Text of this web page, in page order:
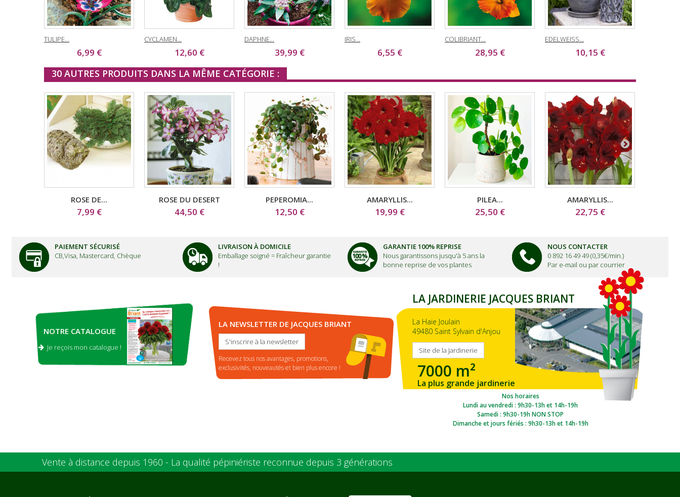
TULIPE...
6,99 €
CYCLAMEN...
12,60 €
DAPHNE...
39,99 €
IRIS...
6,55 €
COLIBRIANT...
28,95 €
EDELWEISS...
10,15 €
30 AUTRES PRODUITS DANS LA MÊME CATÉGORIE :
ROSE DE...
7,99 €
ROSE DU DESERT
44,50 €
PEPEROMIA...
12,50 €
AMARYLLIS...
19,99 €
PILEA...
25,50 €
AMARYLLIS...
22,75 €
PAIEMENT SÉCURISÉ
CB,Visa, Mastercard, Chèque
LIVRAISON À DOMICILE
Emballage soigné = Fraîcheur garantie
!
GARANTIE 100% REPRISE
Nous garantissons jusqu'à 5 ans la
bonne reprise de vos plantes
NOUS CONTACTER
0 892 16 49 49 (0,35€/min.)
Par e-mail ou par courrier
NOTRE CATALOGUE
Je reçois mon catalogue !
LA NEWSLETTER DE JACQUES BRIANT
S'inscrire à la newsletter
Recevez tous nos avantages, promotions,
exclusivités, nouveautés et bien plus encore !
LA JARDINERIE JACQUES BRIANT
La Haie Joulain
49480 Saint Sylvain d'Anjou
Site de la Jardinerie
7000 m²
La plus grande jardinerie
de la région Ouest
Nos horaires
Lundi au vendredi : 9h30-13h et 14h-19h
Samedi : 9h30-19h NON STOP
Dimanche et jours fériés : 9h30-13h et 14h-19h
Vente à distance depuis 1960 - La qualité pépiniériste reconnue depuis 3 générations